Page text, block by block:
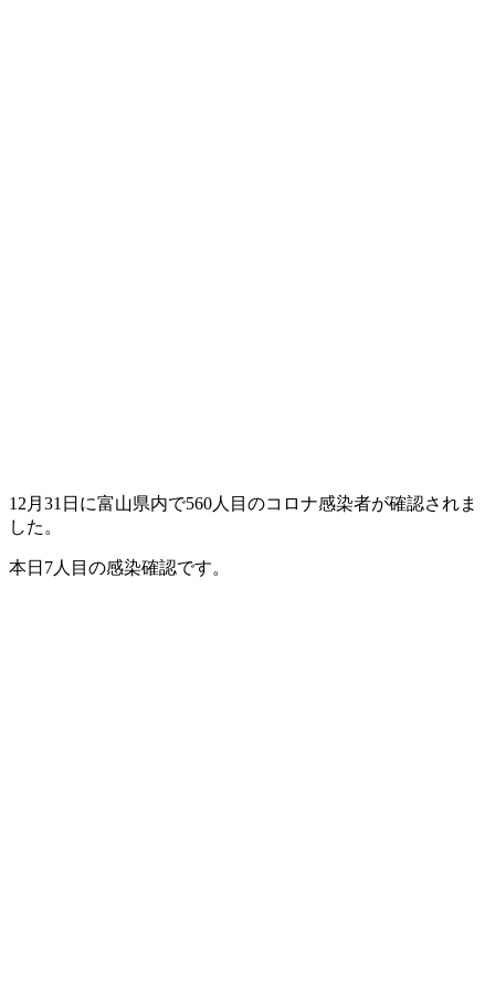
12月31日に富山県内で560人目のコロナ感染者が確認されま
した。
本日7人目の感染確認です。